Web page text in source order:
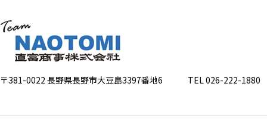
〒381-0022 長野県長野市大豆島3397番地6 TEL 026-222-1880